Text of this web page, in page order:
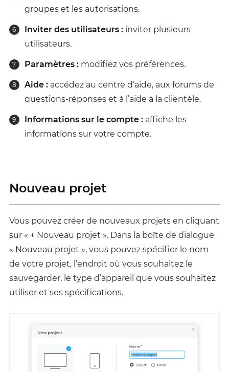
groupes et les autorisations.
Inviter des utilisateurs :inviter plusieurs
utilisateurs.
Paramètres :modifiez vos préférences.
Aide :accédez au centre d’aide, aux forums de
questions-réponses et à l’aide à la clientèle.
Informations sur le compte :affiche les
informations sur votre compte.
Nouveau projet
Vous pouvez créer de nouveaux projets en cliquant
sur « + Nouveau projet ». Dans la boîte de dialogue
« Nouveau projet », vous pouvez spécifier le nom
de votre projet, l’endroit où vous souhaitez le
sauvegarder, le type d’appareil que vous souhaitez
utiliser et ses spécifications.